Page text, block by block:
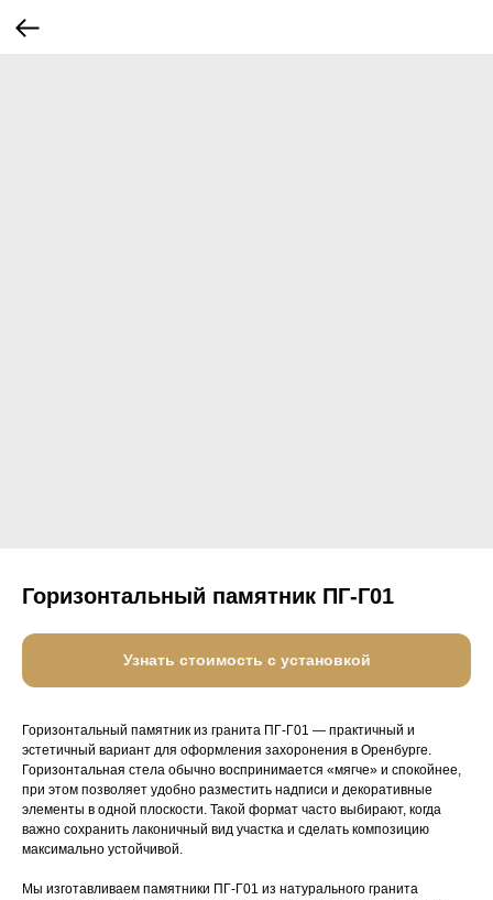
Горизонтальный памятник ПГ-Г01
Узнать стоимость с установкой
Горизонтальный памятник из гранита ПГ-Г01 — практичный и
эстетичный вариант для оформления захоронения в Оренбурге.
Горизонтальная стела обычно воспринимается «мягче» и спокойнее,
при этом позволяет удобно разместить надписи и декоративные
элементы в одной плоскости. Такой формат часто выбирают, когда
важно сохранить лаконичный вид участка и сделать композицию
максимально устойчивой.
Мы изготавливаем памятники ПГ-Г01 из натурального гранита